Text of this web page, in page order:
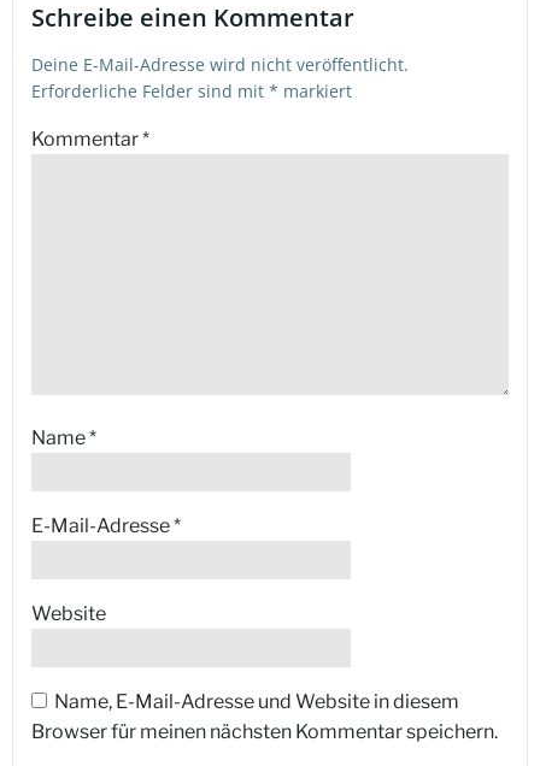
Schreibe einen Kommentar
Deine E-Mail-Adresse wird nicht veröffentlicht.
Erforderliche Felder sind mit * markiert
Kommentar*
Name*
E-Mail-Adresse*
Website
Name, E-Mail-Adresse und Website in diesem
Browser für meinen nächsten Kommentar speichern.